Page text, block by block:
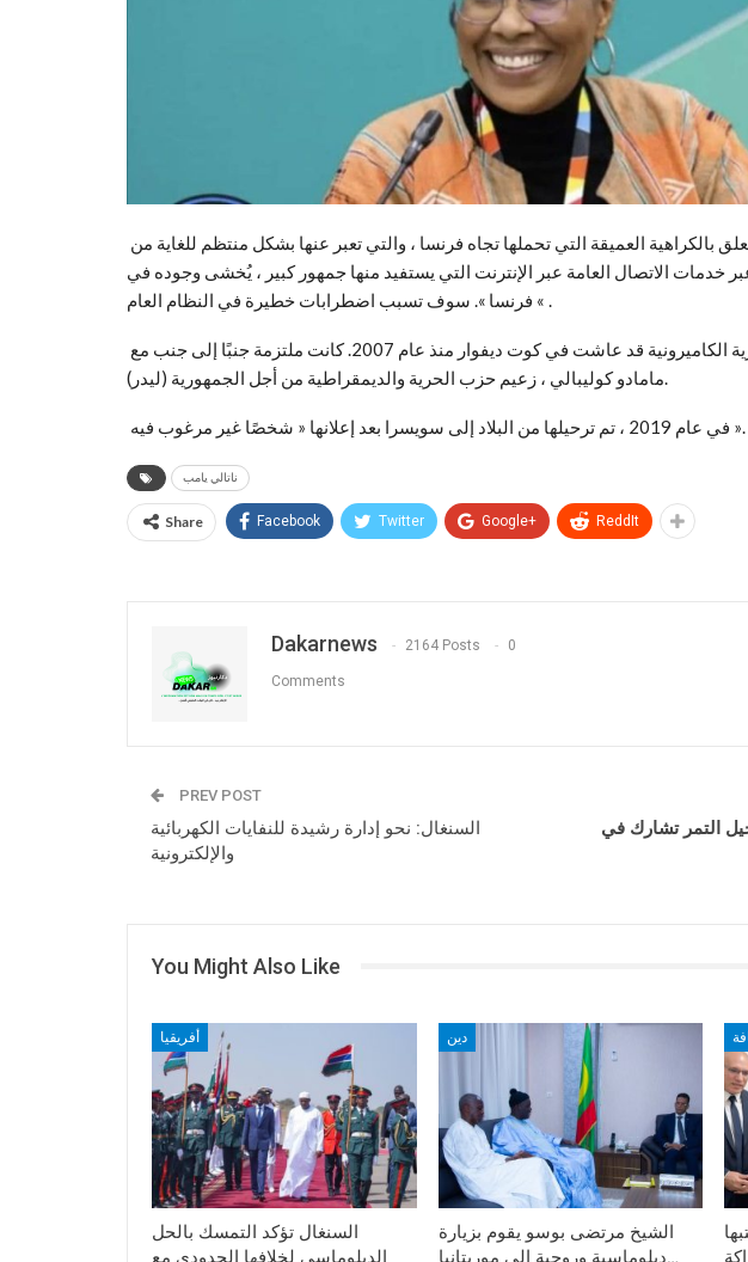
خدمات الاتصال العامة عبر الإنترنت التي يستفيد منها جمهور كبير ، يُخشى وجوده في
فرنسا ». سوف تسبب اضطرابات خطيرة في النظام العام « .
مامادو كوليبالي ، زعيم حزب الحرية والديمقراطية من أجل الجمهورية (ليدر).
في عام 2019 ، تم ترحيلها من البلاد إلى سويسرا بعد إعلانها « شخصًا غير مرغوب فيه ».
ناتالي يامب
Share Facebook Twitter Google+ ReddIt
Dakarnews 2164 Posts 0
Comments
PREV POST
السنغال: نحو إدارة رشيدة للنفايات الكهربائية
والإلكترونية
التمر تشارك في
You Might Also Like
أفريقيا
السنغال تؤكد التمسك بالحل
الدبلوماسي لخلافها الحدودي مع
دين
الشيخ مرتضى بوسو يقوم بزيارة
دبلوماسية وروحية إلى موريتانيا…